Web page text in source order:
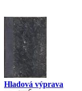
Hladová výprava